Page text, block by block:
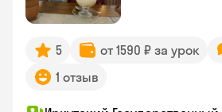
5 от 1590 ₽ за урок
1 отзыв